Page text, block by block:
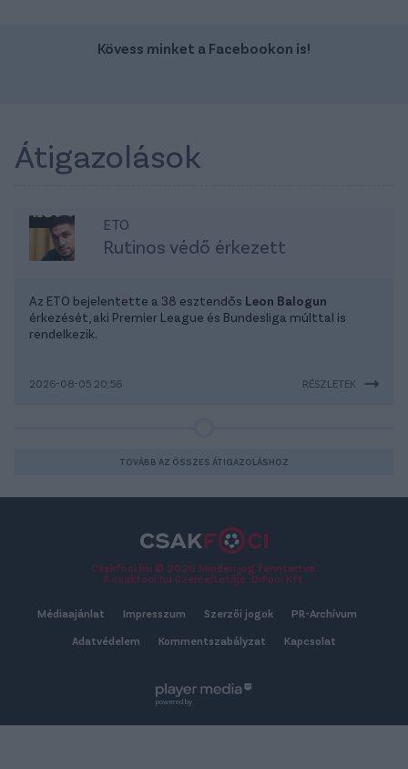
Kövess minket a Facebookon is!
Átigazolások
ETO
Rutinos védő érkezett
Az ETO bejelentette a 38 esztendős Leon Balogun
érkezését, aki Premier League és Bundesliga múlttal is
rendelkezik.
2026-08-05 20:56 RÉSZLETEK
TOVÁBB AZ ÖSSZES ÁTIGAZOLÁSHOZ
Csakfoci.hu © 2026 Minden jog fenntartva.
A csakfoci.hu üzemeltetője: DrFoci Kft.
Médiaajánlat Impresszum Szerzői jogok PR-Archívum
Adatvédelem Kommentszabályzat Kapcsolat
powered by